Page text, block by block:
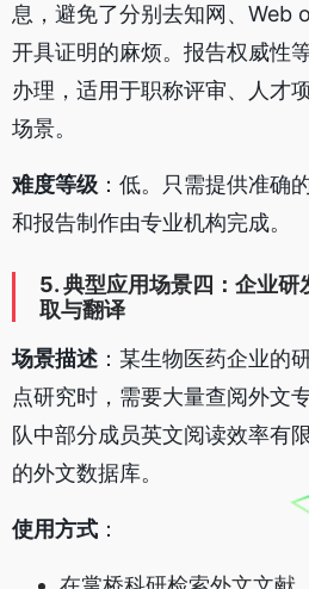
息，避免了分别去知网、Web
开具证明的麻烦。报告权威性
办理，适用于职称评审、人才
场景。
难度等级 ：低。只需提供准确
和报告制作由专业机构完成。
5. 典型应用场景四：企业
取与翻译
场景描述：某生物医药企业的
点研究时，需要大量查阅外文
队中部分成员英文阅读效率有
的外文数据库。
使用方式 ：